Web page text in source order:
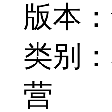
版本
类别
营